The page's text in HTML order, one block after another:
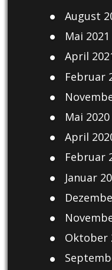
August
Mai 2021
April
Februar
Mai 2020
April
Februar
Januar
Oktober